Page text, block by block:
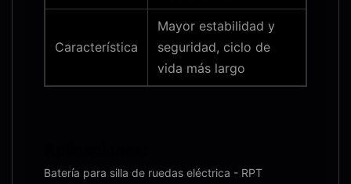
Característica
Mayor estabilidad y
seguridad, ciclo de
vida más largo
Batería para silla de ruedas eléctrica - RPT